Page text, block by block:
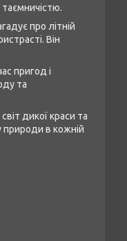
про літній
Він
пригод і
та
дикої краси та
природи в кожній